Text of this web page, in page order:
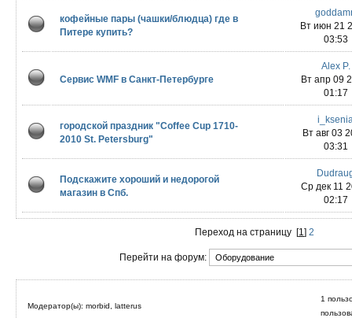
кофейные пары (чашки/блюдца) где в
Питере купить?
Вт июн 21
03:53
Сервис WMF в Санкт-Петербурге
Alex P.
Вт апр 09
01:17
городской праздник "Coffee Cup 1710-
2010 St. Petersburg"
Вт авг 03
03:31
Подскажите хороший и недорогой
магазин в Спб.
Ср дек 11
02:17
Переход на страницу [1 ] 2
Перейти на форум:
Модератор(ы): morbid, latterus
1